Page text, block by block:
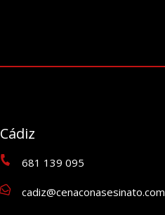
Cádiz
681 139 095
cadiz@cenaconasesinato.com